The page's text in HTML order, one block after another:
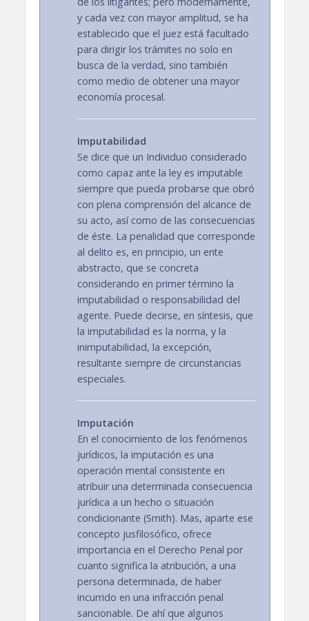
y cada vez con mayor amplitud, se ha
establecido que el juez está facultado
para dirigir los trámites no solo en
busca de la verdad, sino también
como medio de obtener una mayor
economía procesal.
Imputabilidad
Se dice que un Individuo considerado
como capaz ante la ley es imputable
siempre que pueda probarse que obró
con plena comprensión del alcance de
su acto, así como de las consecuencias
de éste. La penalidad que corresponde
al delito es, en principio, un ente
abstracto, que se concreta
considerando en primer término la
imputabilidad o responsabilidad del
agente. Puede decirse, en síntesis, que
la imputabilidad es la norma, y la
inimputabilidad, la excepción,
resultante siempre de circunstancias
especiales.
Imputación
En el conocimiento de los fenómenos
jurídicos, la imputación es una
operación mental consistente en
atribuir una determinada consecuencia
jurídica a un hecho o situación
condicionante (Smith). Mas, aparte ese
concepto jusfilosófico, ofrece
importancia en el Derecho Penal por
cuanto significa la atribución, a una
persona determinada, de haber
incurrido en una infracción penal
sancionable. De ahí que algunos